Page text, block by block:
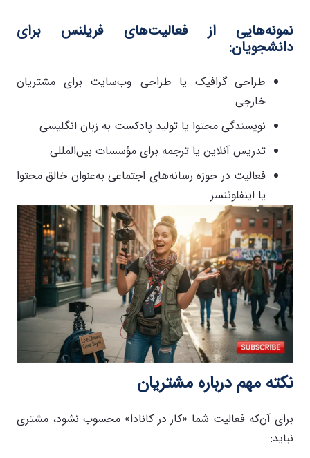
نمونه‌هایی از فعالیت‌های فریلنس برای
دانشجویان:
طراحی گرافیک یا طراحی وب‌سایت برای مشتریان
خارجی
نویسندگی محتوا یا تولید پادکست به زبان انگلیسی
تدریس آنلاین یا ترجمه برای مؤسسات بین‌المللی
فعالیت در حوزه رسانه‌های اجتماعی به‌عنوان خالق محتوا
یا اینفلوئنسر
نکته مهم درباره مشتریان
برای آن‌که فعالیت شما «کار در کانادا» محسوب نشود، مشتری
نباید: